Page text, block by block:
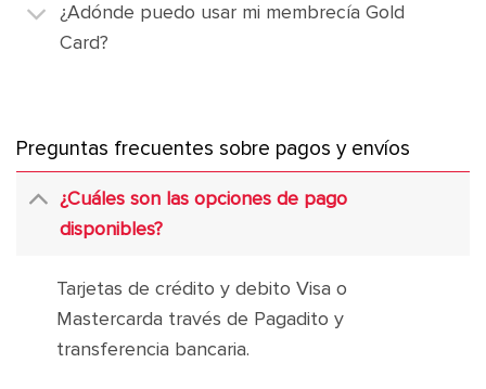
¿Adónde puedo usar mi membrecía Gold
Card?
Preguntas frecuentes sobre pagos y envíos
¿Cuáles son las opciones de pago
disponibles?
Tarjetas de crédito y debito Visa o
Mastercarda través de Pagadito y
transferencia bancaria.